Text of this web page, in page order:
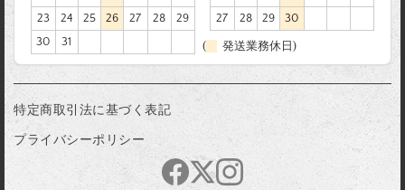
23
24 25 26 27 28
29
30
31
27
28 29 30
( 発送業務休日)
特定商取引法に基づく表記
プライバシーポリシー